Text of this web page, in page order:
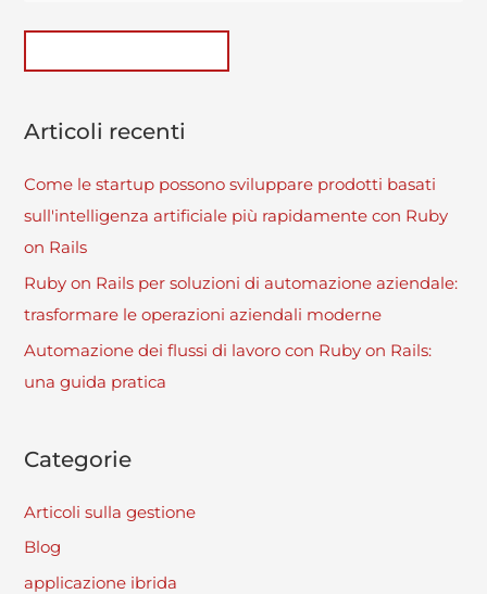
Articoli recenti
Come le startup possono sviluppare prodotti basati
sull'intelligenza artificiale più rapidamente con Ruby
on Rails
Ruby on Rails per soluzioni di automazione aziendale:
trasformare le operazioni aziendali moderne
Automazione dei flussi di lavoro con Ruby on Rails:
una guida pratica
Categorie
Articoli sulla gestione
Blog
applicazione ibrida